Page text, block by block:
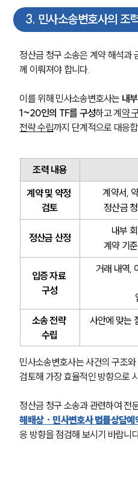
그
3. 민사소송변호사의 조
정산금 청구 소송은 계약 해석과
께 이뤄져야 합니다.
이를 위해 민사소송변호사는 내
1~20인의 TF를 구성하고 계 약
전략 수립까지 단계적으로 대응
조력 내용
계약 및 약정
검토
계약서,
정산금
정산금 산정
내부
계약 기
입증 자료
구성
거래 내역,
소송 전략
수립
사안에 맞는
민사소송변호사는 사건의 구조
검토해 가장 효율적인 방향으로
정산금 청구 소송과 관련하여 전
해배상 · 민사변호사 법률상담예
응 방향을 점검해 보시기 바랍니